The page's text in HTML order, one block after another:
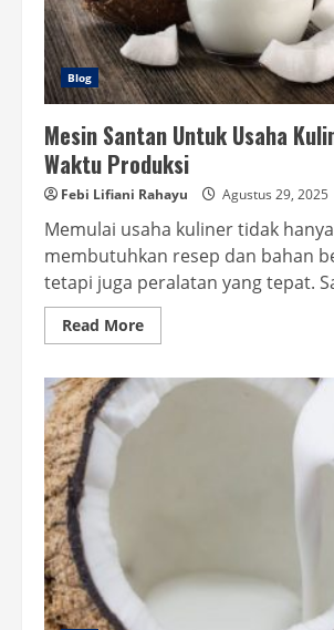
Blog
Mesin Santan Untuk Usaha
Waktu Produksi
Febi Lifiani Rahayu Agustus 29, 2025
Memulai usaha kuliner tidak hanya
membutuhkan resep dan bahan
tetapi juga peralatan yang tepat.
Read MoreRead
more
Santan
Untuk
Usaha